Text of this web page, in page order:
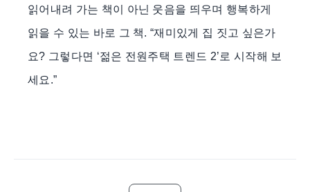
읽어내려 가는 책이 아닌 웃음을 띄우며 행복하게
읽을 수 있는 바로 그 책. “재미있게 집 짓고 싶은가
요? 그렇다면 ‘젊은 전원주택 트렌드 2’로 시작해 보
세요.”